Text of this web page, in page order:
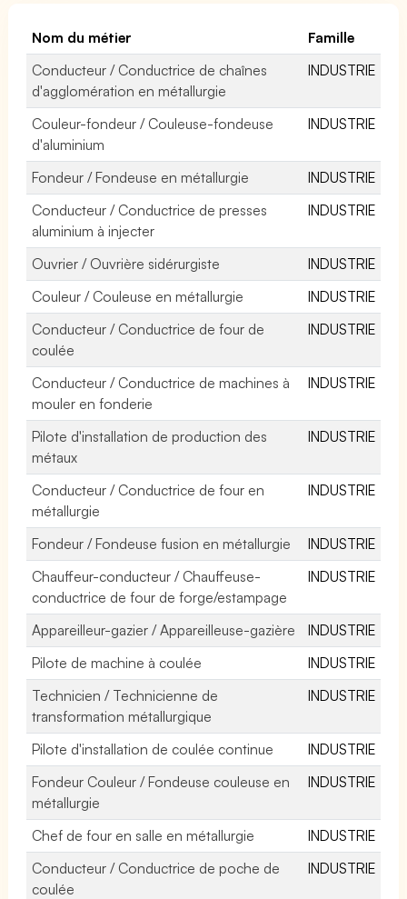
Nom du métier
Famille
Conducteur / Conductrice de chaînes
d'agglomération en métallurgie
INDUSTRIE
Couleur-fondeur / Couleuse-fondeuse
d'aluminium
INDUSTRIE
Fondeur / Fondeuse en métallurgie
INDUSTRIE
Conducteur / Conductrice de presses
aluminium à injecter
INDUSTRIE
Ouvrier / Ouvrière sidérurgiste
INDUSTRIE
Couleur / Couleuse en métallurgie
INDUSTRIE
Conducteur / Conductrice de four de
coulée
INDUSTRIE
Conducteur / Conductrice de machines à
mouler en fonderie
INDUSTRIE
Pilote d'installation de production des
métaux
INDUSTRIE
Conducteur / Conductrice de four en
métallurgie
INDUSTRIE
Fondeur / Fondeuse fusion en métallurgie
INDUSTRIE
Chauffeur-conducteur / Chauffeuse-
conductrice de four de forge/estampage
INDUSTRIE
Appareilleur-gazier / Appareilleuse-gazière
INDUSTRIE
Pilote de machine à coulée
INDUSTRIE
Technicien / Technicienne de
transformation métallurgique
INDUSTRIE
Pilote d'installation de coulée continue
INDUSTRIE
Fondeur Couleur / Fondeuse couleuse en
métallurgie
INDUSTRIE
Chef de four en salle en métallurgie
INDUSTRIE
Conducteur / Conductrice de poche de
coulée
INDUSTRIE